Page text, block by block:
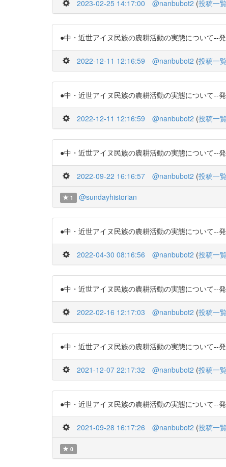
2023-02-25 14:17:00 @nanbubot2 (投稿一
●中・近世アイヌ民族の農耕活動の実態について--
2022-12-11 12:16:59 @nanbubot2 (投稿一
●中・近世アイヌ民族の農耕活動の実態について--
2022-12-11 12:16:59 @nanbubot2 (投稿一
●中・近世アイヌ民族の農耕活動の実態について--
2022-09-22 16:16:57 @nanbubot2 (投稿一
1 @sundayhistorian
●中・近世アイヌ民族の農耕活動の実態について--
2022-04-30 08:16:56 @nanbubot2 (投稿一
●中・近世アイヌ民族の農耕活動の実態について--
2022-02-16 12:17:03 @nanbubot2 (投稿一
●中・近世アイヌ民族の農耕活動の実態について--
2021-12-07 22:17:32 @nanbubot2 (投稿一
●中・近世アイヌ民族の農耕活動の実態について--
2021-09-28 16:17:26 @nanbubot2 (投稿一
0